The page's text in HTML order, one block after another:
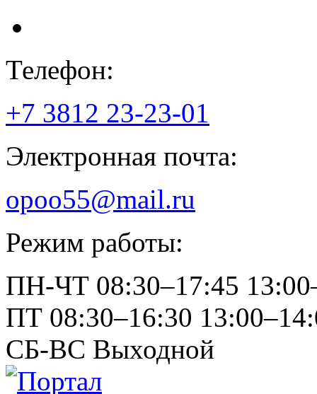
Телефон:
+7 3812 23-23-01
Электронная почта:
opoo55@mail.ru
Режим работы:
ПН-ЧТ 08:30–17:45
ПТ 08:30–16:30
СБ-ВС Выходной